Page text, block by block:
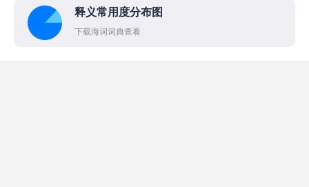
释义常用度分布图
下载海词词典查看